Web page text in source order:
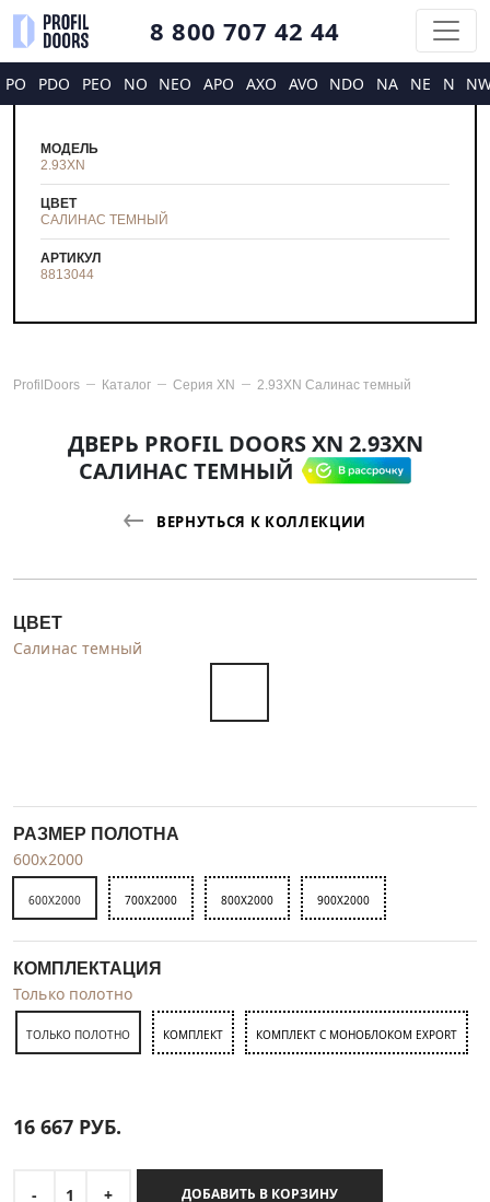
8 800 707 42 44
PO PDO PEO NO NEO APO AXO AVO NDO NA NE N
МОДЕЛЬ
2.93XN
ЦВЕТ
САЛИНАС ТЕМНЫЙ
АРТИКУЛ
8813044
ProfilDoors Каталог Серия XN 2.93XN Салинас темный
ДВЕРЬ PROFIL DOORS XN 2.93XN
САЛИНАС ТЕМНЫЙ
ВЕРНУТЬСЯ К КОЛЛЕКЦИИ
ЦВЕТ
Салинас темный
РАЗМЕР ПОЛОТНА
600x2000
600X2000 700X2000 800X2000 900X2000
КОМПЛЕКТАЦИЯ
Только полотно
ТОЛЬКО ПОЛОТНО КОМПЛЕКТ КОМПЛЕКТ С МОНОБЛОКОМ EXPORT
16 667 РУБ.
- 1 + ДОБАВИТЬ В КОРЗИНУ